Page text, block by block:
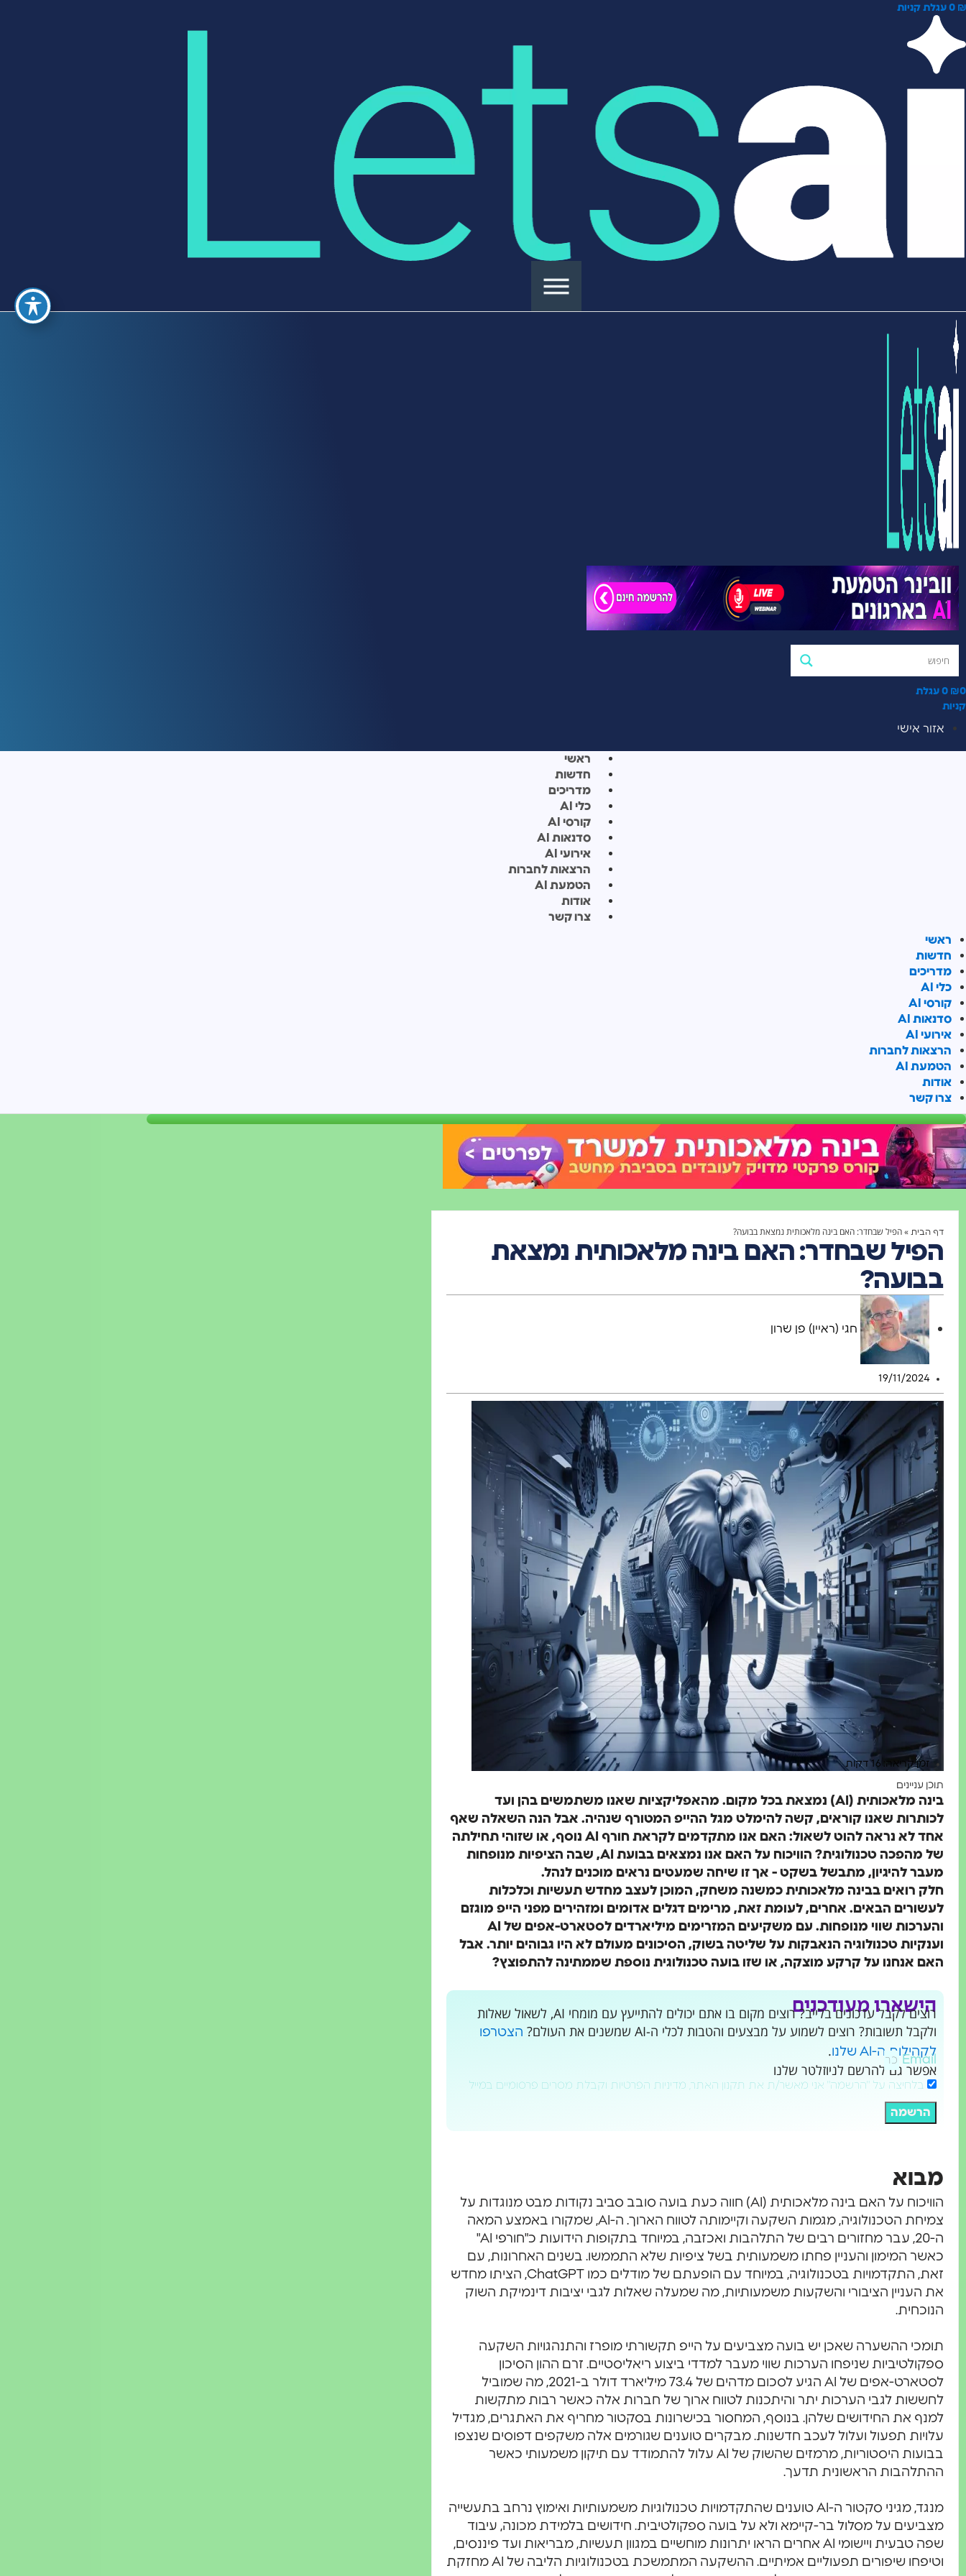
₪
0 עגלת קניות
₪0
0 עגלת
קניות
אזור אישי
ראשי
חדשות
מדריכים
כלי AI
קורסי AI
סדנאות AI
אירועי AI
הרצאות לחברות
הטמעת AI
אודות
צרו קשר
ראשי
חדשות
מדריכים
כלי AI
קורסי AI
סדנאות AI
אירועי AI
הרצאות לחברות
הטמעת AI
אודות
צרו קשר
דף הבית »הפיל שבחדר: האם בינה מלאכותית נמצאת בבועה?
הפיל שבחדר: האם בינה מלאכותית נמצאת
בבועה?
חגי (ראיין) פן שרון
19/11/2024
זמן קריאה: 16 דקות
תוכן עניינים
בינה מלאכותית (AI) נמצאת בכל מקום. מהאפליקציות שאנו משתמשים בהן ועד
לכותרות שאנו קוראים, קשה להימלט מגל ההייפ המטורף שנהיה. אבל הנה השאלה שאף
אחד לא נראה להוט לשאול: האם אנו מתקדמים לקראת חורף AI נוסף, או שזוהי תחילתה
של מהפכה טכנולוגית? הוויכוח על האם אנו נמצאים בבועת AI, שבה הציפיות מנופחות
מעבר להיגיון, מתבשל בשקט - אך זו שיחה שמעטים נראים מוכנים לנהל.
חלק רואים בבינה מלאכותית כמשנה משחק, המוכן לעצב מחדש תעשיות וכלכלות
לעשורים הבאים. אחרים, לעומת זאת, מרימים דגלים אדומים ומזהירים מפני הייפ מוגזם
והערכות שווי מנופחות. עם משקיעים המזרימים מיליארדים לסטארט-אפים של AI
וענקיות טכנולוגיה הנאבקות על שליטה בשוק, הסיכונים מעולם לא היו גבוהים יותר. אבל
האם אנחנו על קרקע מוצקה, או שזו בועה טכנולוגית נוספת שממתינה להתפוצץ?
הישארו מעודכנים
רוצים לקבל עדכונים בלייב? רוצים מקום בו אתם יכולים להתייעץ עם מומחי AI, לשאול שאלות
ולקבל תשובות? רוצים לשמוע על מבצעים והטבות לכלי ה-AI שמשנים את העולם?
הצטרפו
לקהילות ה-AI שלנו
.
אפשר גם להרשם לניוזלטר שלנו
Email
בלחיצה על "הרשמה" אני מאשר/ת את תקנון האתר, מדיניות הפרטיות וקבלת מסרים פרסומיים במייל
הרשמה
מבוא
הוויכוח על האם בינה מלאכותית (AI) חווה כעת בועה סובב סביב נקודות מבט מנוגדות על
צמיחת הטכנולוגיה, מגמות השקעה וקיימותה לטווח הארוך. ה-AI, שמקורו באמצע המאה
ה-20, עבר מחזורים רבים של התלהבות ואכזבה, במיוחד בתקופות הידועות כ"חורפי AI"
כאשר המימון והעניין פחתו משמעותית בשל ציפיות שלא התממשו. בשנים האחרונות, עם
זאת, התקדמויות בטכנולוגיה, במיוחד עם הופעתם של מודלים כמו ChatGPT, הציתו מחדש
את העניין הציבורי והשקעות משמעותיות, מה שמעלה שאלות לגבי יציבות דינמיקת השוק
הנוכחית.
תומכי ההשערה שאכן יש בועה מצביעים על הייפ תקשורתי מופרז והתנהגויות השקעה
ספקולטיביות שניפחו הערכות שווי מעבר למדדי ביצוע ריאליסטיים. זרם ההון הסיכון
לסטארט-אפים של AI הגיע לסכום מדהים של 73.4 מיליארד דולר ב-2021, מה שמוביל
לחששות לגבי הערכות יתר והיתכנות לטווח ארוך של חברות אלה כאשר רבות מתקשות
למנף את החידושים שלהן. בנוסף, המחסור בכישרונות בסקטור מחריף את האתגרים, מגדיל
עלויות תפעול ועלול לעכב חדשנות. מבקרים טוענים שגורמים אלה משקפים דפוסים שנצפו
בבועות היסטוריות, מרמזים שהשוק של AI עלול להתמודד עם תיקון משמעותי כאשר
ההתלהבות הראשונית תדעך.
מנגד, מגיני סקטור ה-AI טוענים שהתקדמויות טכנולוגיות משמעותיות ואימוץ נרחב בתעשייה
מצביעים על מסלול בר-קיימא ולא על בועה ספקולטיבית. חידושים בלמידת מכונה, עיבוד
שפה טבעית ויישומי AI אחרים הראו יתרונות מוחשיים במגוון תעשיות, מבריאות ועד פיננסים,
וטיפחו שיפורים תפעוליים אמיתיים. ההשקעה המתמשכת בטכנולוגיות הליבה של AI מחזקת